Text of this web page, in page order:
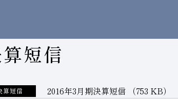
短信
算短信 2016年3月期決算短信 （753 KB）